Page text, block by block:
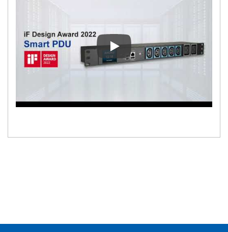
歐格電子智慧節能電源分配器